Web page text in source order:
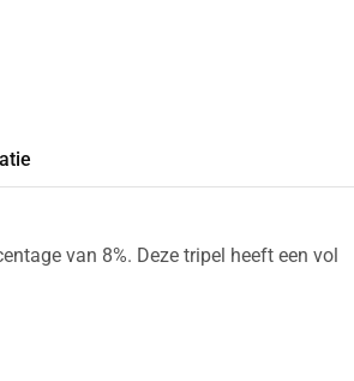
van 8%. Deze tripel heeft een vol